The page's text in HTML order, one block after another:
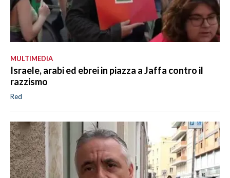
MULTIMEDIA
Israele, arabi ed ebrei in piazza a Jaffa contro il
razzismo
Red